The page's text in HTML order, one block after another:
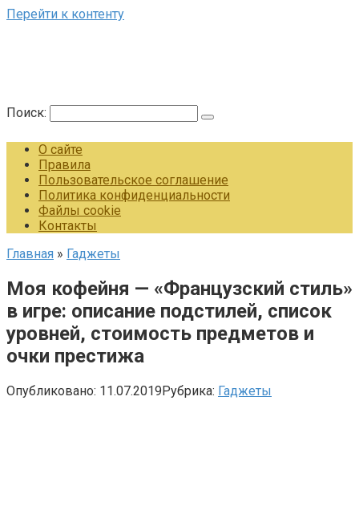
Перейти к контенту
Поиск:
О сайте
Правила
Пользовательское соглашение
Политика конфиденциальности
Файлы cookie
Контакты
Главная » Гаджеты
Моя кофейня — «Французский стиль»
в игре: описание подстилей, список
уровней, стоимость предметов и
очки престижа
Опубликовано: 11.07.2019Рубрика: Гаджеты